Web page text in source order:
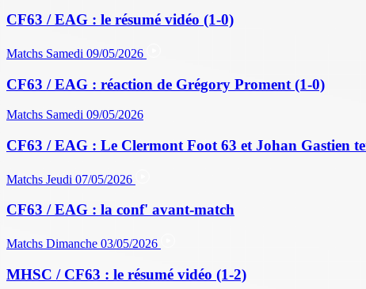
CF63 / EAG : le résumé vidéo (1-0)
Matchs Samedi 09/05/2026
CF63 / EAG : réaction de Grégory Proment (1-0)
Matchs Samedi 09/05/2026
CF63 / EAG : Le Clermont Foot 63 et Johan Gastien
Matchs Jeudi 07/05/2026
CF63 / EAG : la conf' avant-match
Matchs Dimanche 03/05/2026
MHSC / CF63 : le résumé vidéo (1-2)